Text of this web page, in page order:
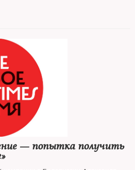
— попытка получить